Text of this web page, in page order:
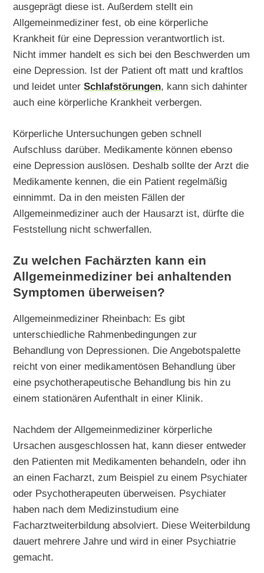
ausgeprägt diese ist. Außerdem stellt ein
Allgemeinmediziner fest, ob eine körperliche
Krankheit für eine Depression verantwortlich ist.
Nicht immer handelt es sich bei den Beschwerden um
eine Depression. Ist der Patient oft matt und kraftlos
und leidet unterSchlafstörungen, kann sich dahinter
auch eine körperliche Krankheit verbergen.
Körperliche Untersuchungen geben schnell
Aufschluss darüber. Medikamente können ebenso
eine Depression auslösen. Deshalb sollte der Arzt die
Medikamente kennen, die ein Patient regelmäßig
einnimmt. Da in den meisten Fällen der
Allgemeinmediziner auch der Hausarzt ist, dürfte die
Feststellung nicht schwerfallen.
Zu welchen Fachärzten kann ein
Allgemeinmediziner bei anhaltenden
Symptomen überweisen?
Allgemeinmediziner Rheinbach: Es gibt
unterschiedliche Rahmenbedingungen zur
Behandlung von Depressionen. Die Angebotspalette
reicht von einer medikamentösen Behandlung über
eine psychotherapeutische Behandlung bis hin zu
einem stationären Aufenthalt in einer Klinik.
Nachdem der Allgemeinmediziner körperliche
Ursachen ausgeschlossen hat, kann dieser entweder
den Patienten mit Medikamenten behandeln, oder ihn
an einen Facharzt, zum Beispiel zu einem Psychiater
oder Psychotherapeuten überweisen. Psychiater
haben nach dem Medizinstudium eine
Facharztweiterbildung absolviert. Diese Weiterbildung
dauert mehrere Jahre und wird in einer Psychiatrie
gemacht.